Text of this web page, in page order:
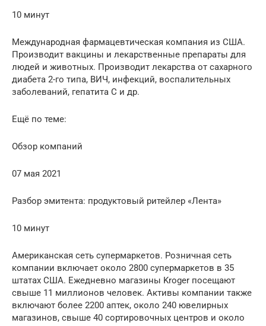
10 минут
Международная фармацевтическая компания из США.
Производит вакцины и лекарственные препараты для
людей и животных. Производит лекарства от сахарного
диабета 2-го типа, ВИЧ, инфекций, воспалительных
заболеваний, гепатита С и др.
Ещё по теме:
Обзор компаний
07 мая 2021
Разбор эмитента: продуктовый ритейлер «Лента»
10 минут
Американская сеть супермаркетов. Розничная сеть
компании включает около 2800 супермаркетов в 35
штатах США. Ежедневно магазины Kroger посещают
свыше 11 миллионов человек. Активы компании также
включают более 2200 аптек, около 240 ювелирных
магазинов, свыше 40 сортировочных центров и около